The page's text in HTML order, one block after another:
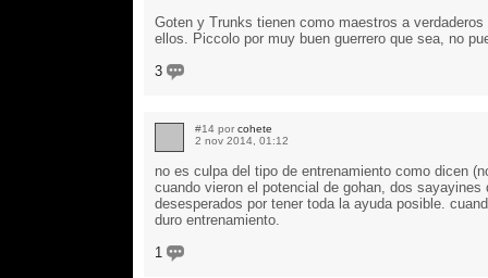
Goten y Trunks tienen como maestros a
ellos. Piccolo por muy buen guerrero que sea, no
3
#14 por cohete
2 nov 2014, 01:12
no es culpa del tipo de entrenamiento como dicen
cuando vieron el potencial de gohan, dos
desesperados por tener toda la ayuda posible.
duro entrenamiento.
1